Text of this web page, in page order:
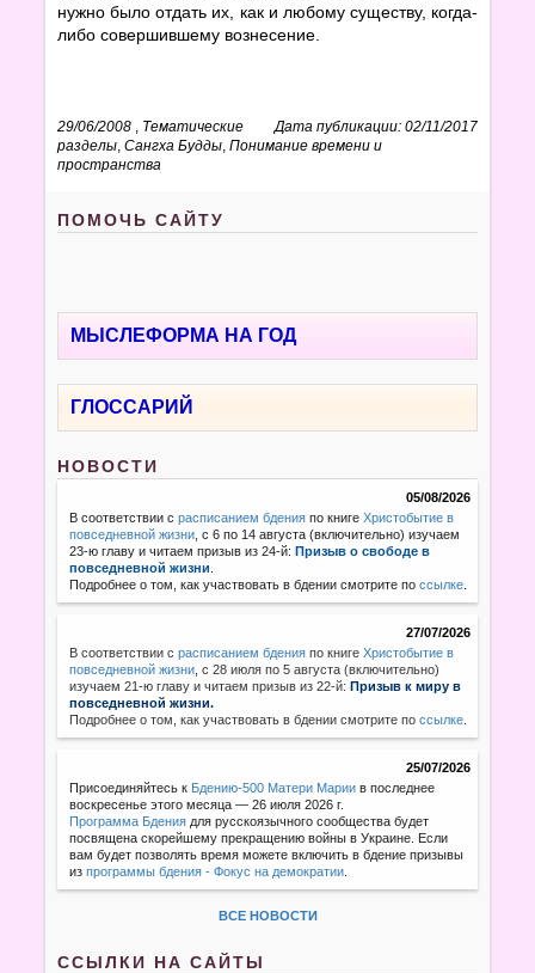
нужно было отдать их, как и любому существу, когда-
либо совершившему вознесение.
29/06/2008 Дата публикации: 02/11/2017
Тематические
разделы ,Сангха Будды ,Понимание времени и
пространства
ПОМОЧЬ САЙТУ
МЫСЛЕФОРМА НА ГОД
ГЛОССАРИЙ
НОВОСТИ
05/08/2026
В соответствии срасписанием бдения по книгеХристобытие в
повседневной жизни , с 6 по 14 августа (включительно) изучаем
23-ю главу и читаем призыв из 24-й:Призыв о свободе в
повседневной жизни
Подробнее о том, как участвовать в бдении смотрите поссылке
27/07/2026
В соответствии с расписанием бдения по книгеХристобытие в
повседневной жизни с 28 июля по 5 августа (включительно)
изучаем 21-ю главу и читаем призыв из 22-й:Призыв к миру в
повседневной жизни.
Подробнее о том, как участвовать в бдении смотрите поссылке
25/07/2026
Присоединяйтесь к Бдению-500 Матери Марии в последнее
воскресенье этого месяца — 26 июля 2026 г.
Программа Бдения для русскоязычного сообщества будет
посвящена скорейшему прекращению войны в Украине. Если
вам будет позволять время можете включить в бдение призывы
изпрограммы бдения - Фокус на демократии
ВСЕ НОВОСТИ
ССЫЛКИ НА САЙТЫ